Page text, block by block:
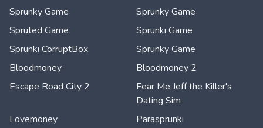
Sprunky Game
Sprunky Game
Spruted Game
Sprunki Game
Sprunki CorruptBox
Sprunky Game
Bloodmoney
Bloodmoney 2
Escape Road City 2
Fear Me Jeff the Killer's
Dating Sim
Lovemoney
Parasprunki